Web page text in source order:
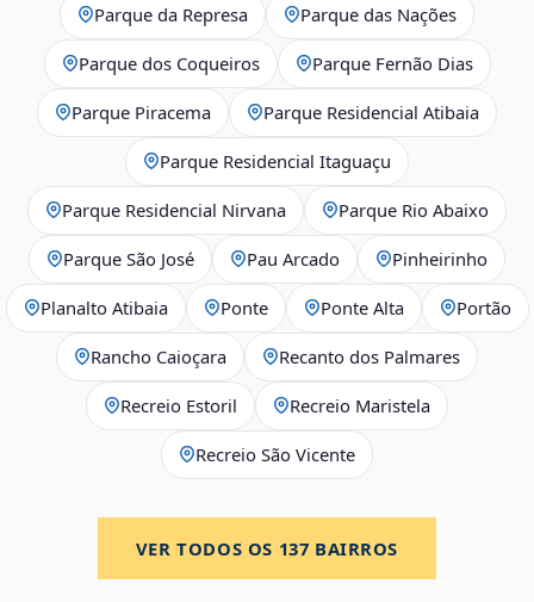
Parque da Represa Parque das Nações
Parque dos Coqueiros Parque Fernão Dias
Parque Piracema Parque Residencial Atibaia
Parque Residencial Itaguaçu
Parque Residencial Nirvana Parque Rio Abaixo
Parque São José Pau Arcado Pinheirinho
Planalto Atibaia Ponte Ponte Alta Portão
Rancho Caioçara Recanto dos Palmares
Recreio Estoril Recreio Maristela
Recreio São Vicente
VER TODOS OS 137 BAIRROS